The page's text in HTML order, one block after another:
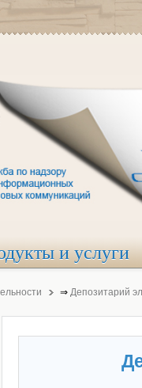
и услуги
⇒ Депозитарий